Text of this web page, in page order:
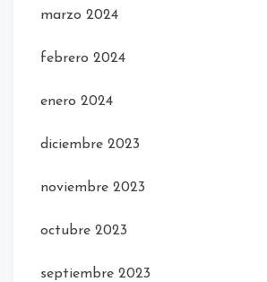
marzo 2024
febrero 2024
enero 2024
diciembre 2023
noviembre 2023
octubre 2023
septiembre 2023